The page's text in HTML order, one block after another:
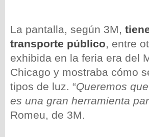
La pantalla, según 3M,
transporte público, entre
exhibida en la feria era del
Chicago y mostraba cómo
tipos de luz. “Queremos
es una gran herramienta
Romeu, de 3M.